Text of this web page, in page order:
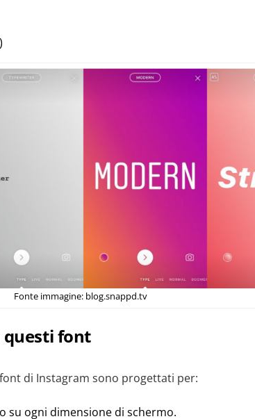
Fonte immagine: blog.snappd.tv
questi font
di Instagram sono progettati per:
su ogni dimensione di schermo.